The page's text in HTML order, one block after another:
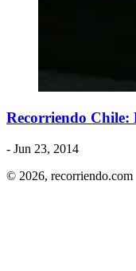
Recorriendo
- Jun 23, 2014
© 2026, recorriendo.com